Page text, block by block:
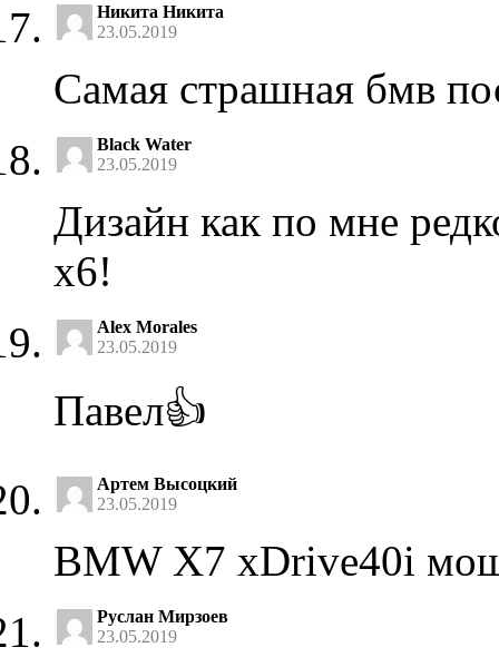
Никита Никита
23.05.2019
Самая страшная бмв
Black Water
23.05.2019
Дизайн как по мне
х6!
Alex Morales
23.05.2019
Павел👍
Артем Высоцкий
23.05.2019
BMW X7 xDrive40i
Руслан Мирзоев
23.05.2019